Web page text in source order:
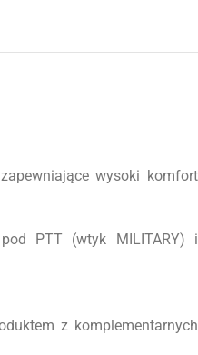
wysoki komfort
PTT (wtyk MILITARY) i
z komplementarnych